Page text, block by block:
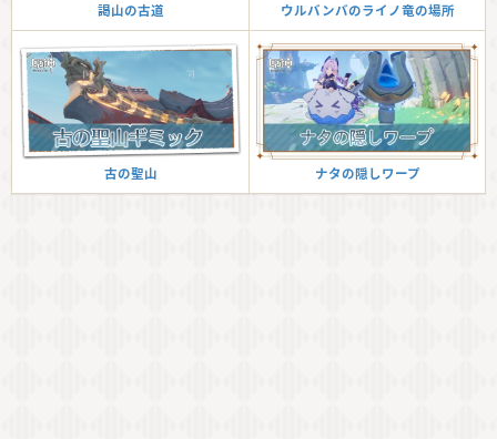
謁山の古道 ウルバンバのライノ竜の場所
古の聖山 ナタの隠しワープ